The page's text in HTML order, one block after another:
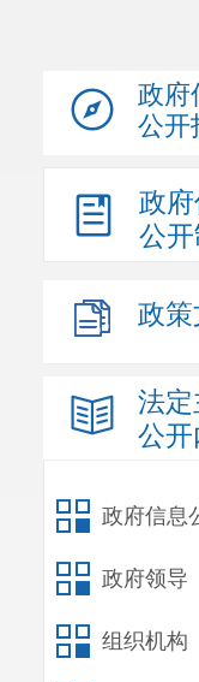
政府
公开
政
公
政
法定
公开
政府信息
政府领导
组织机构